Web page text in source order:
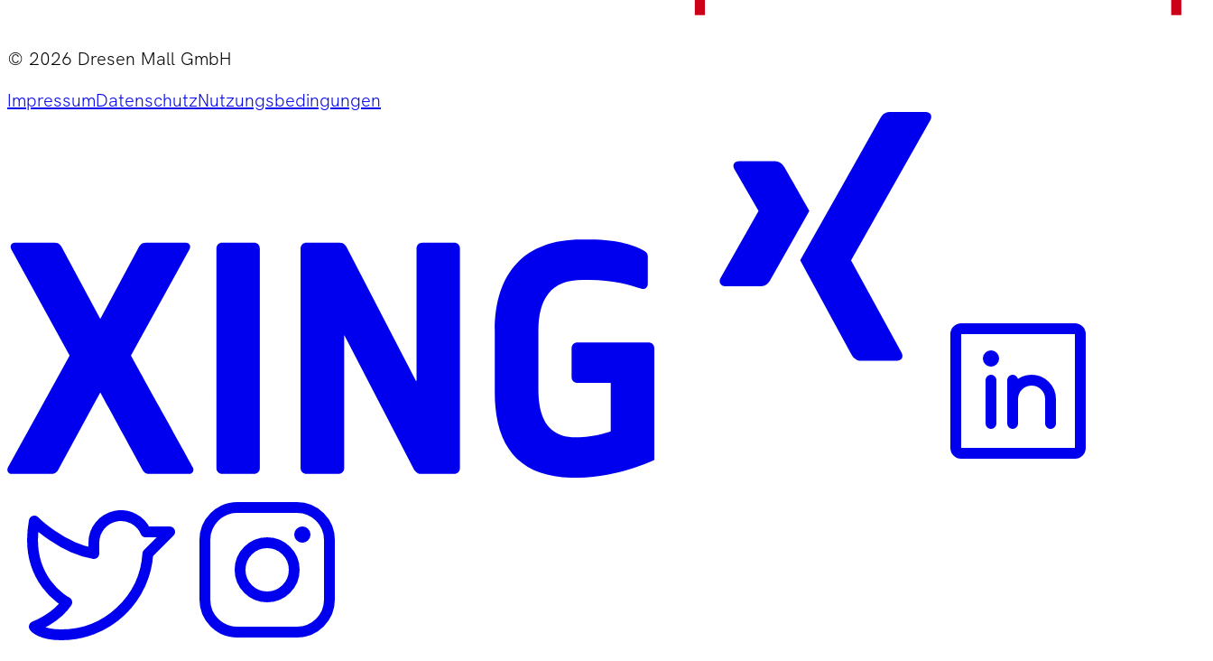
© 2026 Dresen Mall GmbH
ImpressumDatenschutzNutzungsbedingungen